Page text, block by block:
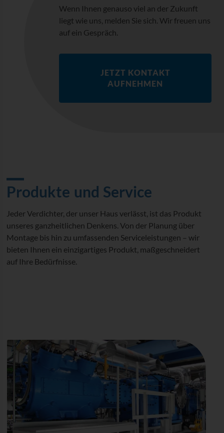
Wenn Ihnen genauso viel an der Zukunft
liegt wie uns, melden Sie sich. Wir freuen uns
auf ein Gespräch.
JETZT KONTAKT
AUFNEHMEN
Produkte und Service
Jeder Verdichter, der unser Haus verlässt, ist das Produkt
unseres ganzheitlichen Denkens. Von der Planung über
Montage bis hin zu umfassenden Serviceleistungen – wir
bieten Ihnen ein einzigartiges Produkt, maßgeschneidert
auf Ihre Bedürfnisse.